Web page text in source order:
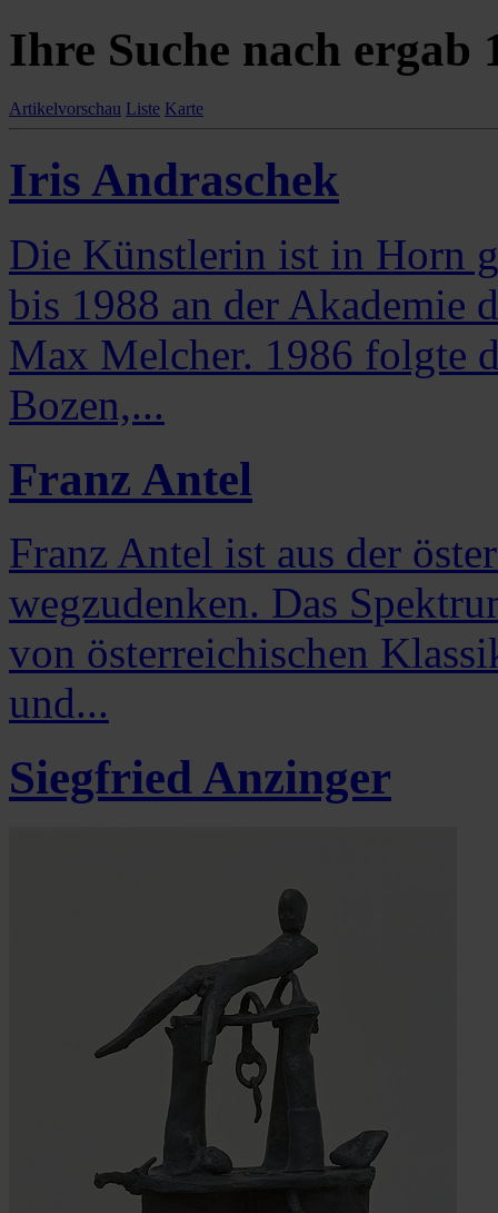
Ihre Suche nach ergab
Artikelvorschau Liste Karte
Iris Andraschek
Die Künstlerin ist in Horn
bis 1988 an der Akademie
Max Melcher. 1986 folgte
Bozen,...
Franz Antel
Franz Antel ist aus der
wegzudenken. Das
von österreichischen
und...
Siegfried Anzinger